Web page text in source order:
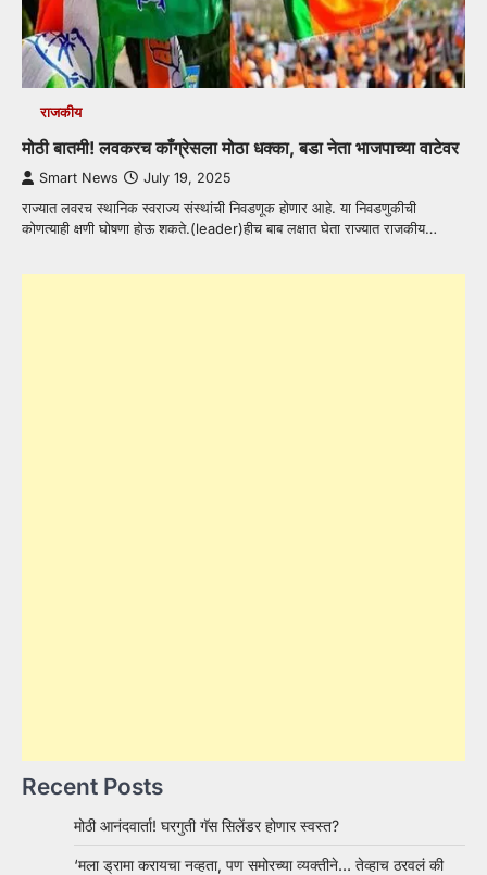
राजकीय
मोठी बातमी! लवकरच काँग्रेसला मोठा धक्का, बडा नेता भाजपाच्या वाटेवर
Smart News July 19, 2025
राज्यात लवरच स्थानिक स्वराज्य संस्थांची निवडणूक होणार आहे. या निवडणुकीची
कोणत्याही क्षणी घोषणा होऊ शकते.(leader)हीच बाब लक्षात घेता राज्यात राजकीय…
Recent Posts
मोठी आनंदवार्ता! घरगुती गॅस सिलेंडर होणार स्वस्त?
‘मला ड्रामा करायचा नव्हता, पण समोरच्या व्यक्तीने… तेव्हाच ठरवलं की